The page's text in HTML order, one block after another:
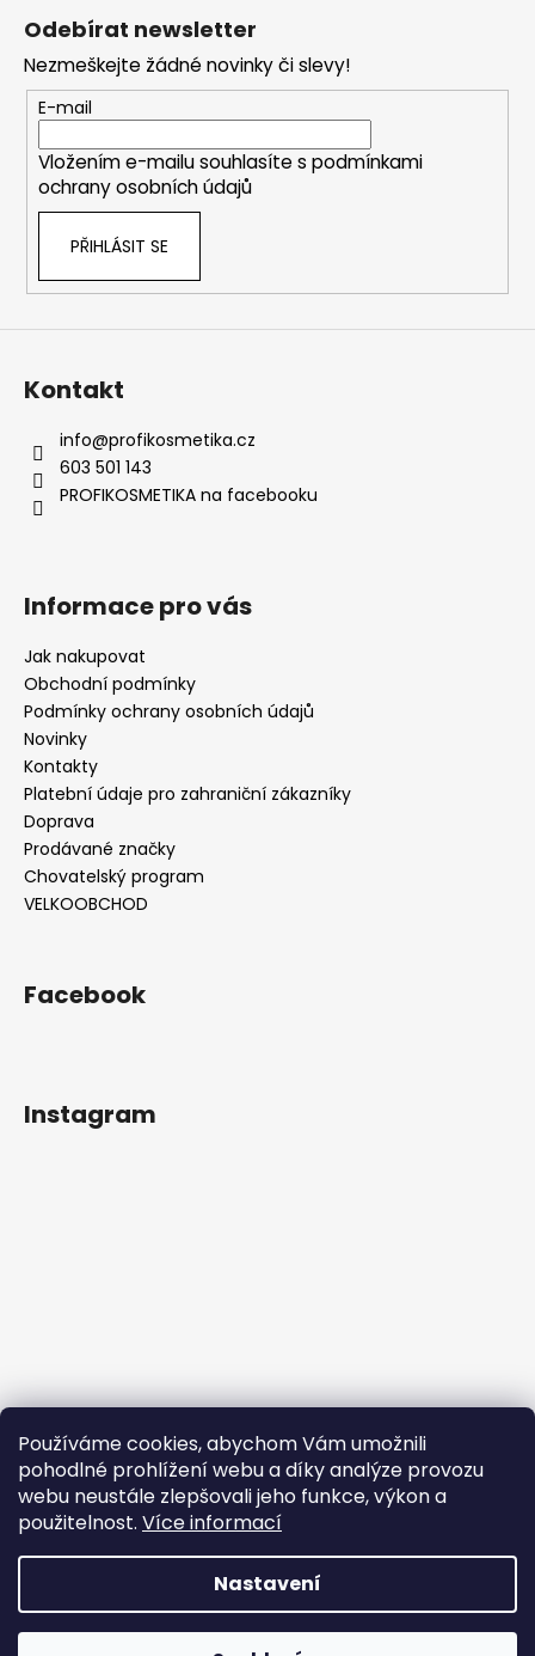
Používáme cookies, abychom Vám umožnili
pohodlné prohlížení webu a díky analýze provozu
webu neustále zlepšovali jeho funkce, výkon a
použitelnost. Více informací
Nastavení
Odebírat newsletter
Nezmeškejte žádné novinky či slevy!
E-mail
Vložením e-mailu souhlasíte s podmínkami
ochrany osobních údajů
PŘIHLÁSIT SE
Kontakt
info@profikosmetika.cz
603 501 143
PROFIKOSMETIKA na facebooku
Informace pro vás
Jak nakupovat
Obchodní podmínky
Podmínky ochrany osobních údajů
Novinky
Kontakty
Platební údaje pro zahraniční zákazníky
Doprava
Prodávané značky
Chovatelský program
VELKOOBCHOD
Facebook
Instagram
Copyright 2026Profikosmetika. Všechna práva